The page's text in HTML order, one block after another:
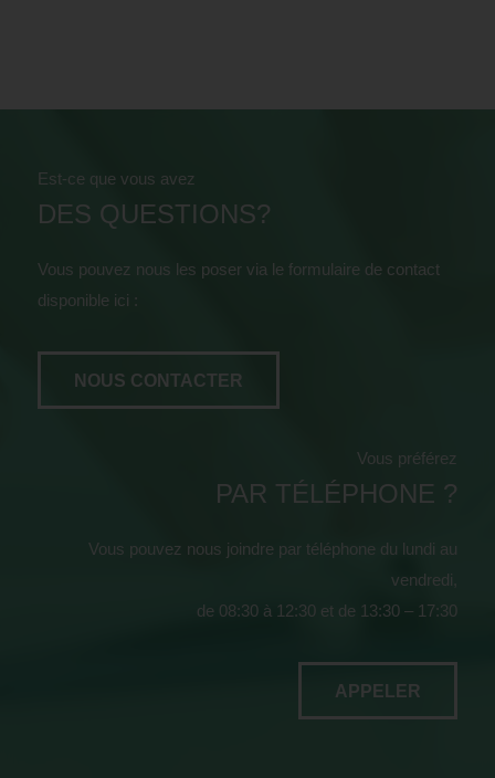
Est-ce que vous avez
DES QUESTIONS?
Vous pouvez nous les poser via le formulaire de contact
disponible ici :
NOUS CONTACTER
Vous préférez
PAR TÉLÉPHONE ?
Vous pouvez nous joindre par téléphone du lundi au
vendredi,
de 08:30 à 12:30 et de 13:30 – 17:30
APPELER